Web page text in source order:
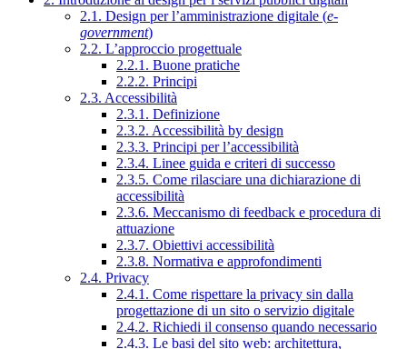
2.1. Design per l’amministrazione digitale (e-
government)
2.2. L’approccio progettuale
2.2.1. Buone pratiche
2.2.2. Principi
2.3. Accessibilità
2.3.1. Definizione
2.3.2. Accessibilità by design
2.3.3. Principi per l’accessibilità
2.3.4. Linee guida e criteri di successo
2.3.5. Come rilasciare una dichiarazione di
accessibilità
2.3.6. Meccanismo di feedback e procedura di
attuazione
2.3.7. Obiettivi accessibilità
2.3.8. Normativa e approfondimenti
2.4. Privacy
2.4.1. Come rispettare la privacy sin dalla
progettazione di un sito o servizio digitale
2.4.2. Richiedi il consenso quando necessario
2.4.3. Le basi del sito web: architettura,